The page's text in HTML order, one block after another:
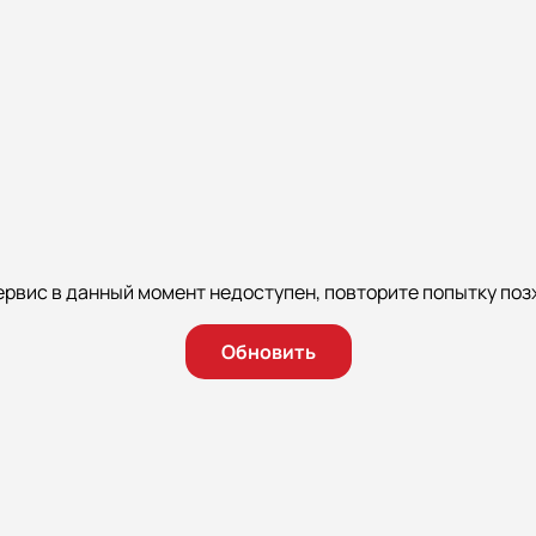
в данный момент недоступен, повторите попытку
Обновить